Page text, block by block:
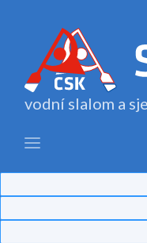
vodní slalom a